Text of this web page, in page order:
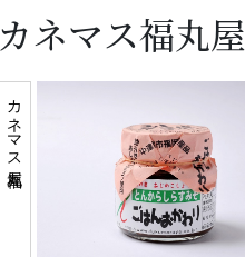
カネマス福丸屋
カネマス福丸屋